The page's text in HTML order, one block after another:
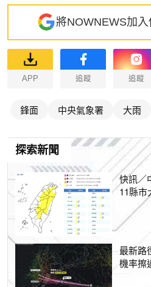
將NOWNEWS加
APP 追蹤 追蹤
鋒面 中央氣象署 大雨
探索新聞
快訊／
11縣
最新路
機率擦